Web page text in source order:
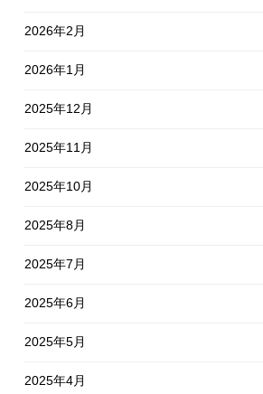
2026年2月
2026年1月
2025年12月
2025年11月
2025年10月
2025年8月
2025年7月
2025年6月
2025年5月
2025年4月